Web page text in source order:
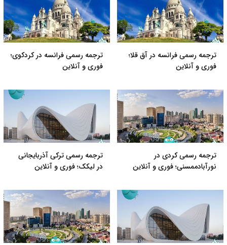
ترجمه رسمی فرانسه در آق قلا؛
فوری و آنلاین
ترجمه رسمی فرانسه در کردکوی؛
فوری و آنلاین
ترجمه رسمی کردی در
نورآبادممسنی؛ فوری و آنلاین
ترجمه رسمی ترکی آذربایجانی
در لیکک؛ فوری و آنلاین